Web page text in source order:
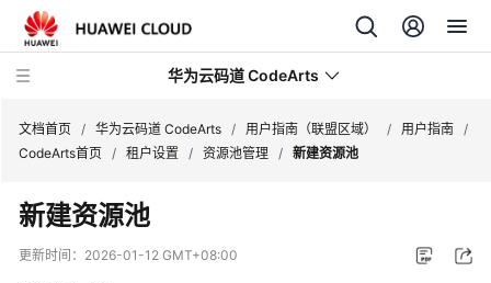
华为云码道 CodeArts
产
品
介
文档首页 / 华为云码道 CodeArts / 用户指南（联盟区域） / 用户指南 /
CodeArts首页 / 租户设置 / 资源池管理 / 新建资源池
新建资源池
更新时间： 2026-01-12 GMT+08:00